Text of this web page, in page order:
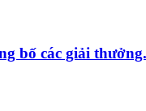
bố các giải